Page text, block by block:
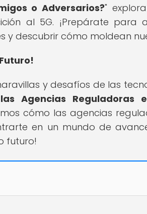
o Adversarios?"
al 5G. ¡Prepárate para
y descubrir cómo moldean
y desafíos de las
Agencias Reguladoras
cómo las agencias
en un mundo de
futuro!